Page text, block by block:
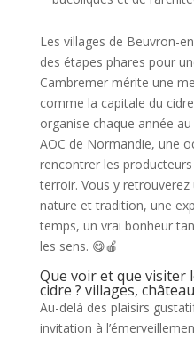
Les villages de Beuvron-
des étapes phares pour
Cambremer mérite une
comme la capitale du
organise chaque année
AOC de Normandie, une
rencontrer les
terroir. Vous y
nature et tradition, une
temps, un vrai bonheur
les sens. 😋🍎
Que voir et que visiter
cidre ? villages,
Au-delà des plaisirs
invitation à